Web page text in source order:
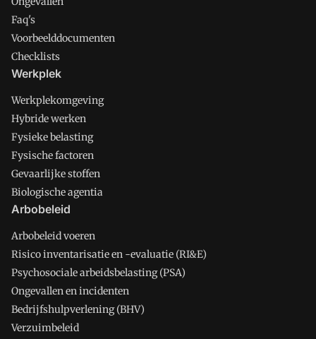
Faq's
Voorbeelddocumenten
Checklists
Werkplek
Werkplekomgeving
Hybride werken
Fysieke belasting
Fysische factoren
Gevaarlijke stoffen
Biologische agentia
Arbobeleid
Arbobeleid voeren
Risico inventarisatie en -evaluatie (RI&E)
Psychosociale arbeidsbelasting (PSA)
Ongevallen en incidenten
Bedrijfshulpverlening (BHV)
Verzuimbeleid